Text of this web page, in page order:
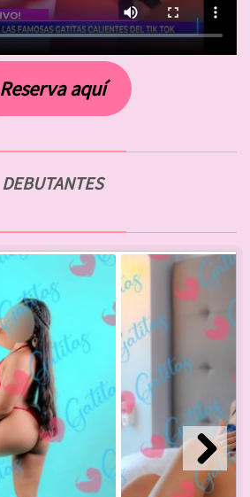
Reserva aquí
DEBUTANTES
Next